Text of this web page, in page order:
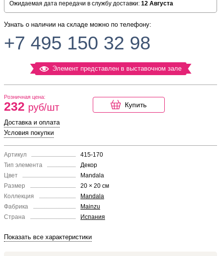
Ожидаемая дата передачи в службу доставки: 12 Августа
Узнать о наличии на складе можно по телефону:
+7 495 150 32 98
Элемент представлен в выставочном зале
Розничная цена:
232 руб/шт Купить
Доставка и оплата
Условия покупки
Артикул
415-170
Тип элемента
Декор
Цвет
Mandala
Размер
20 × 20 см
Коллекция
Mandala
Фабрика
Mainzu
Страна
Испания
Показать все характеристики